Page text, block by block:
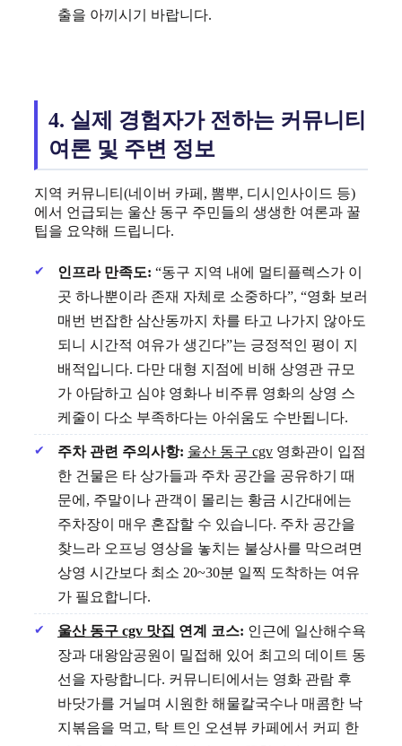
출을 아끼시기 바랍니다.
4. 실제 경험자가 전하는 커뮤니티
여론 및 주변 정보
지역 커뮤니티(네이버 카페, 뽐뿌, 디시인사이드 등)
에서 언급되는 울산 동구 주민들의 생생한 여론과 꿀
팁을 요약해 드립니다.
인프라 만족도: “동구 지역 내에 멀티플렉스가 이
곳 하나뿐이라 존재 자체로 소중하다”, “영화 보러
매번 번잡한 삼산동까지 차를 타고 나가지 않아도
되니 시간적 여유가 생긴다”는 긍정적인 평이 지
배적입니다. 다만 대형 지점에 비해 상영관 규모
가 아담하고 심야 영화나 비주류 영화의 상영 스
케줄이 다소 부족하다는 아쉬움도 수반됩니다.
주차 관련 주의사항: 울산 동구 cgv 영화관이 입점
한 건물은 타 상가들과 주차 공간을 공유하기 때
문에, 주말이나 관객이 몰리는 황금 시간대에는
주차장이 매우 혼잡할 수 있습니다. 주차 공간을
찾느라 오프닝 영상을 놓치는 불상사를 막으려면
상영 시간보다 최소 20~30분 일찍 도착하는 여유
가 필요합니다.
울산 동구 cgv 맛집 연계 코스: 인근에 일산해수욕
장과 대왕암공원이 밀접해 있어 최고의 데이트 동
선을 자랑합니다. 커뮤니티에서는 영화 관람 후
바닷가를 거닐며 시원한 해물칼국수나 매콤한 낙
지볶음을 먹고, 탁 트인 오션뷰 카페에서 커피 한